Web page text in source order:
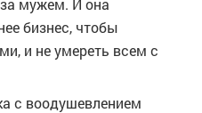
мужем. И она
бизнес, чтобы
и не умереть всем с
с воодушевлением